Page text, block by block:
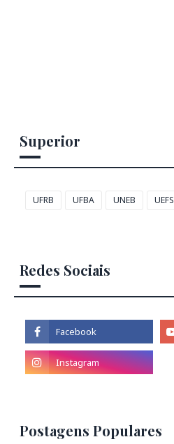
Superior
UFRB UFBA UNEB UEFS
Redes Sociais
Postagens Populares